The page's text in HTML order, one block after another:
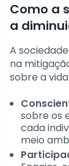
Como a
a
A
na
sobre a
sobre os
cada
meio